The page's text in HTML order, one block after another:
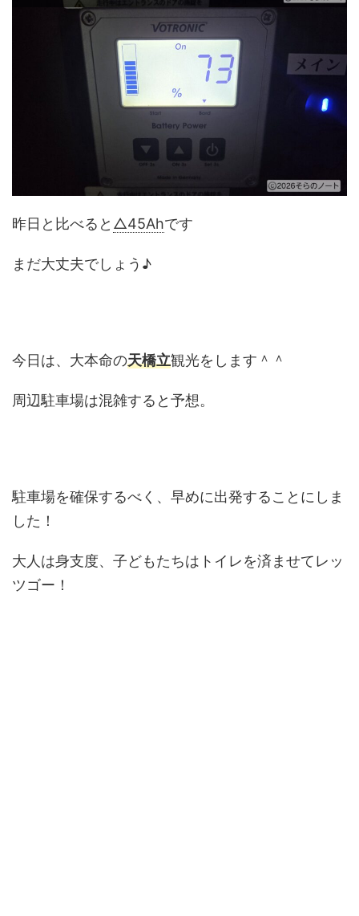
昨日と比べると △45Ahです
まだ大丈夫でしょう♪
今日は、大本命の天橋立観光をします＾＾
周辺駐車場は混雑すると予想。
駐車場を確保するべく、早めに出発することにしま
した！
大人は身支度、子どもたちはトイレを済ませてレッ
ツゴー！